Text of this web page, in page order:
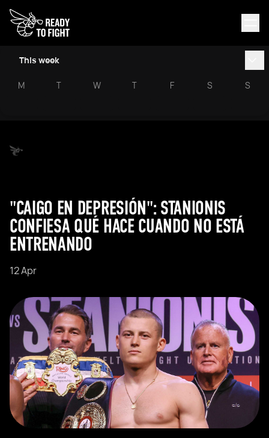
This week
M T W T F S S
"CAIGO EN DEPRESIÓN": STANIONIS
CONFIESA QUÉ HACE CUANDO NO ESTÁ
ENTRENANDO
12 Apr